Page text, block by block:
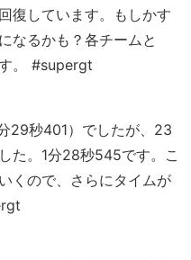
復しています。もしかす
なるかも？各チームと
。 #supergt
29秒401）でしたが、23
た。1分28秒545です。こ
くので、さらにタイムが